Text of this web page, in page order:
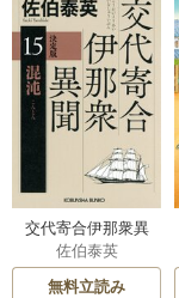
交代寄合伊那衆異
聞 15巻
佐伯泰英
無料立読み